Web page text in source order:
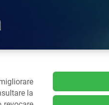
Plastiche
la